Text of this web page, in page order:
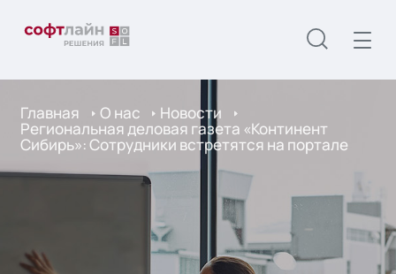
Главная О нас Новости
Региональная деловая газета «Континент
Сибирь»: Сотрудники встретятся на портале